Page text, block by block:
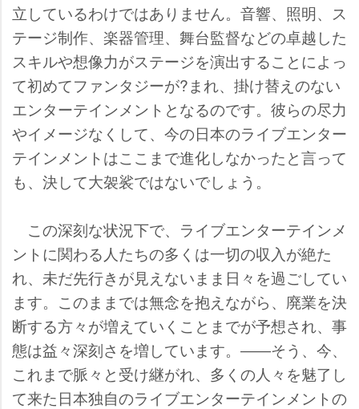
立しているわけではありません。音響、照明、ス
テージ制作、楽器管理、舞台監督などの卓越した
スキルや想像力がステージを演出することによっ
て初めてファンタジーが?まれ、掛け替えのない
エンターテインメントとなるのです。彼らの尽力
イメージなくして、今の日本のライブエンター
テインメントはここまで進化しなかったと言って
も、決して大袈裟ではないでしょう。
この深刻な状況下で、ライブエンターテインメ
ントに関わる人たちの多くは一切の収入が絶た
れ、未だ先行きが見えないまま日々を過ごしてい
ます。このままでは無念を抱えながら、廃業を決
断する方々が増えていくことまでが予想され、事
態は益々深刻さを増しています。――そう、今、
これまで脈々と受け継がれ、多くの人々を魅了し
て来た日本独自のライブエンターテインメントの